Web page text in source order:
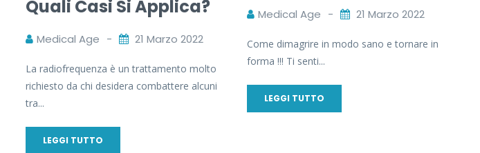
Quali Casi Si Applica?
Medical Age 21 Marzo 2022
La radiofrequenza è un trattamento molto
richiesto da chi desidera combattere alcuni
tra...
LEGGI TUTTO
Medical Age 21 Marzo 2022
Come dimagrire in modo sano e tornare in
forma !!! Ti senti...
LEGGI TUTTO